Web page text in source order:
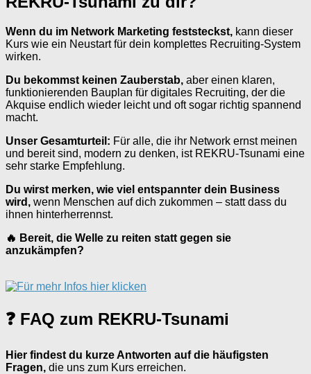
Wenn du im Network Marketing feststeckst, kann dieser
Kurs wie ein Neustart für dein komplettes Recruiting-System
wirken.
Du bekommst keinen Zauberstab, aber einen klaren,
funktionierenden Bauplan für digitales Recruiting, der die
Akquise endlich wieder leicht und oft sogar richtig spannend
macht.
Unser Gesamturteil: Für alle, die ihr Network ernst meinen
und bereit sind, modern zu denken, ist REKRU-Tsunami eine
sehr starke Empfehlung.
Du wirst merken, wie viel entspannter dein Business
wird, wenn Menschen auf dich zukommen – statt dass du
ihnen hinterherrennst.
🔥 Bereit, die Welle zu reiten statt gegen sie
anzukämpfen?
❓ FAQ zum REKRU-Tsunami
Hier findest du kurze Antworten auf die häufigsten
Fragen, die uns zum Kurs erreichen.